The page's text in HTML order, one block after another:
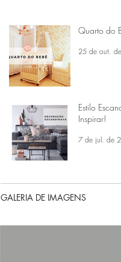
Quarto do
25 de out.
Estilo
Inspirar!
7 de jul. de
GALERIA DE IMAGENS